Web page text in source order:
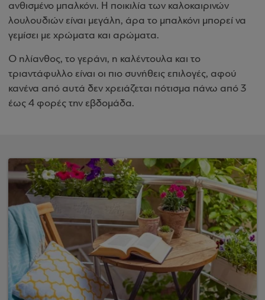
ανθισμένο μπαλκόνι. Η ποικιλία των καλοκαιρινών
λουλουδιών είναι μεγάλη, άρα το μπαλκόνι μπορεί να
γεμίσει με χρώματα και αρώματα.
Ο ηλίανθος, το γεράνι, η καλέντουλα και το
τριαντάφυλλο είναι οι πιο συνήθεις επιλογές, αφού
κανένα από αυτά δεν χρειάζεται πότισμα πάνω από 3
έως 4 φορές την εβδομάδα.